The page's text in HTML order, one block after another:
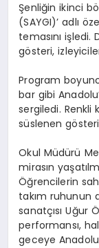
Şenliğin ikinci
(SAYGI)’ adlı
temasını işledi.
gösteri,
Program
bar gibi
sergiledi.
süslenen
Okul Müdürü
mirasın
Öğrencilerin
takım ruhunun
sanatçısı Uğur
performansı,
geceye Anadolu